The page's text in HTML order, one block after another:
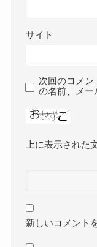
サイト
次回のコメン
の名前、メー
上に表示された
新しいコメント